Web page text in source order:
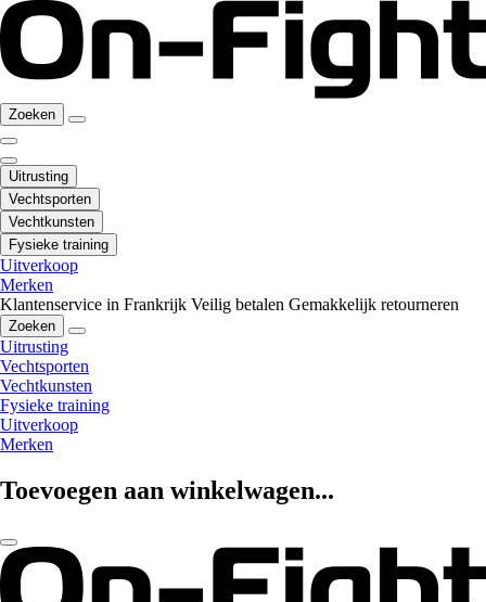
Zoeken
Uitrusting
Vechtsporten
Vechtkunsten
Fysieke training
Uitverkoop
Merken
Klantenservice in Frankrijk Veilig betalen Gemakkelijk retourneren
Zoeken
Uitrusting
Vechtsporten
Vechtkunsten
Fysieke training
Uitverkoop
Merken
Toevoegen aan winkelwagen...